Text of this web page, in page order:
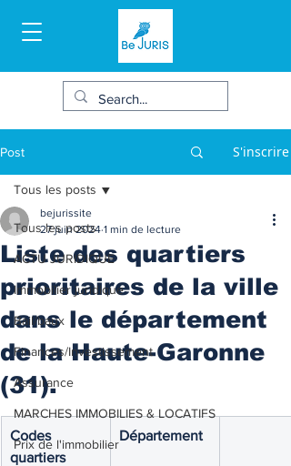
Post S'inscrire
Tous les posts
ACTU JURIDIQUE
Immobilier juridique
Bail/baux
Finances/Investissement
Assurance
MARCHES IMMOBILIES & LOCATIFS
Prix de l'immobilier
Tous les posts
Liste des quartiers
prioritaires de la ville
dans le département
de la Haute-Garonne
(31).
bejurissite
27 juin 2024 1 min de lecture
Codes
quartiers
Département